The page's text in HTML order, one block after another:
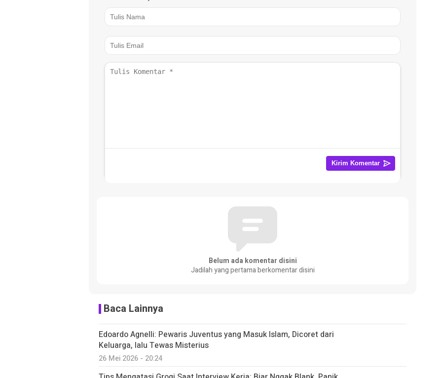
Belum ada komentar disini
Jadilah yang pertama berkomentar disini
Baca Lainnya
Edoardo Agnelli: Pewaris Juventus yang Masuk Islam, Dicoret dari
Keluarga, lalu Tewas Misterius
26 Mei 2026 - 20:24